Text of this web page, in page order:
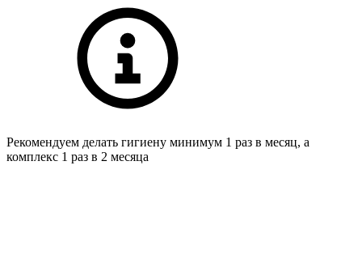
Рекомендуем делать гигиену минимум 1 раз в месяц, а
комплекс 1 раз в 2 месяца